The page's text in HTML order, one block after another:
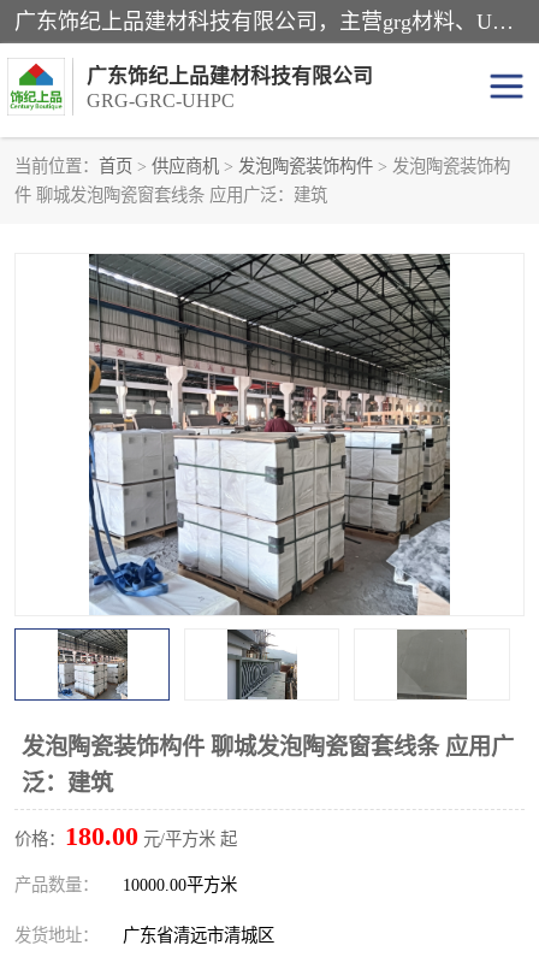
广东饰纪上品建材科技有限公司，主营grg材料、UHPC板、grc构件、uhpc幕墙板、grg厂家、grc厂家、uhpc厂家、GRG吊顶、grg石膏板、grg构件、外墙grc线条、grg造型、grg材料定制，uhpc高性能混凝土，uhpc构件，uhpc镂空挂板，grg材料生产厂家，广东grg厂家，广东grc厂家，联系方式*，2万平厂房，如果您对我公司的产品服务感兴趣，请联系我们。
广东饰纪上品建材科技有限公司
GRG-GRC-UHPC
当前位置： 首页 > 供应商机 > 发泡陶瓷装饰构件 > 发泡陶瓷装饰构
件 聊城发泡陶瓷窗套线条 应用广泛：建筑
发泡陶瓷装饰构件 聊城发泡陶瓷窗套线条 应用广
泛：建筑
价格： 180.00 元/平方米 起
产品数量： 10000.00平方米
发货地址： 广东省清远市清城区
GRG构件 GRC构件
UHPC构件 发泡陶瓷装饰构件
GRG造型 GRC厂家
GRG吊顶 GRG材料生产厂家
UHPC幕墙板 GRC树池坐凳
UHPC树池坐凳